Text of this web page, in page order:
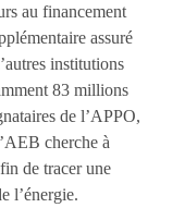
au financement
assuré
institutions
83 millions
de l’APPO,
cherche à
de tracer une
l’énergie.